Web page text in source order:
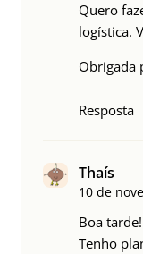
Quero
logística.
Obrigada
Resposta
Thaís
10 de
Boa
Tenho